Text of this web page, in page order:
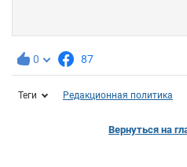
0 87
Теги Редакционная политика
Вернуться на